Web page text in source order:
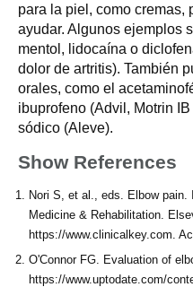
para la piel, como cremas,
ayudar. Algunos ejemplos
mentol, lidocaína o
dolor de artritis). También
orales, como el
ibuprofeno (Advil, Motrin
sódico (Aleve).
Show References
Nori S, et al., eds. Elbow
Medicine & Rehabilitation.
https://www.clinicalkey.com.
O'Connor FG. Evaluation of
https://www.uptodate.com/